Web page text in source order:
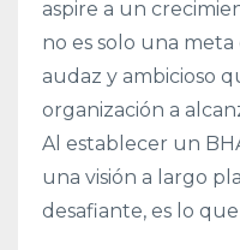
aspire a un
no es solo una
audaz y ambicioso
organización a
Al establecer un
una visión a largo
desafiante, es lo que